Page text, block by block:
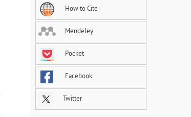
How to Cite
Mendeley
Pocket
Facebook
Twitter